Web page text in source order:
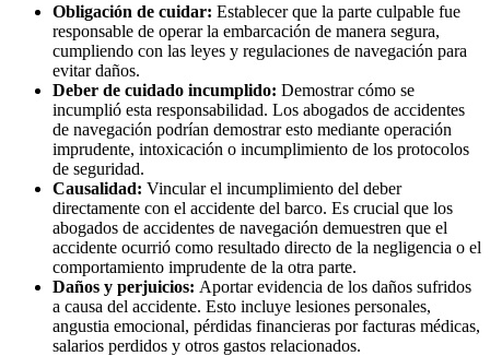
Obligación de cuidar: Establecer que la parte culpable fue
responsable de operar la embarcación de manera segura,
cumpliendo con las leyes y regulaciones de navegación para
evitar daños.
Deber de cuidado incumplido: Demostrar cómo se
incumplió esta responsabilidad. Los abogados de accidentes
de navegación podrían demostrar esto mediante operación
imprudente, intoxicación o incumplimiento de los protocolos
de seguridad.
Causalidad: Vincular el incumplimiento del deber
directamente con el accidente del barco. Es crucial que los
abogados de accidentes de navegación demuestren que el
accidente ocurrió como resultado directo de la negligencia o el
comportamiento imprudente de la otra parte.
Daños y perjuicios: Aportar evidencia de los daños sufridos
a causa del accidente. Esto incluye lesiones personales,
angustia emocional, pérdidas financieras por facturas médicas,
salarios perdidos y otros gastos relacionados.